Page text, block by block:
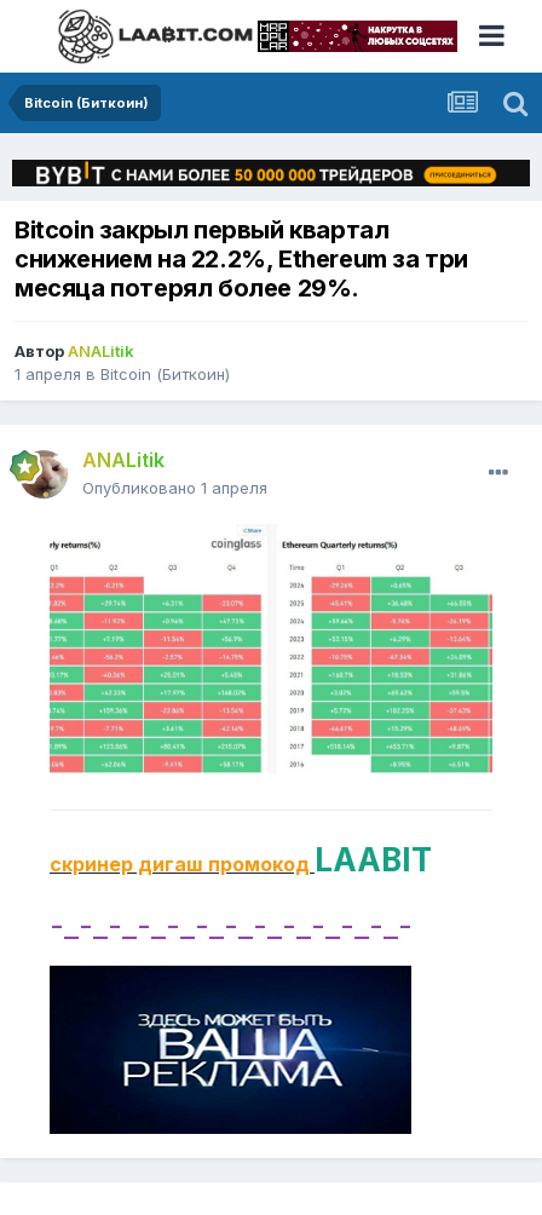
Bitcoin (Биткоин)
Bitcoin закрыл первый квартал
снижением на 22.2%, Ethereum за три
месяца потерял более 29%.
АвторANALitik
1 апреля в Bitcoin (Биткоин)
ANALitik
Опубликовано 1 апреля
скринер дигаш промокод LAABIT
-_-_-_-_-_-_-_-_-_-_-_-_-